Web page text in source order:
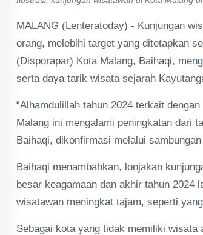
MALANG (Lenteratoday) - Kunjungan
orang, melebihi target yang ditetapkan
(Disporapar) Kota Malang, Baihaqi,
serta daya tarik wisata sejarah
“Alhamdulillah tahun 2024 terkait
Malang ini mengalami peningkatan dari
Baihaqi, dikonfirmasi melalui
Baihaqi menambahkan, lonjakan
besar keagamaan dan akhir tahun 2024
wisatawan meningkat tajam, seperti
Sebagai kota yang tidak memiliki wisata